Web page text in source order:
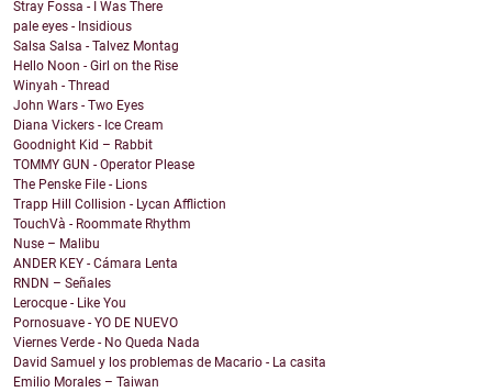
Stray Fossa - I Was There
pale eyes - Insidious
Salsa Salsa - Talvez Montag
Hello Noon - Girl on the Rise
Winyah - Thread
John Wars - Two Eyes
Diana Vickers - Ice Cream
Goodnight Kid – Rabbit
TOMMY GUN - Operator Please
The Penske File - Lions
Trapp Hill Collision - Lycan Affliction
TouchVà - Roommate Rhythm
Nuse – Malibu
ANDER KEY - Cámara Lenta
RNDN – Señales
Lerocque - Like You
Pornosuave - YO DE NUEVO
Viernes Verde - No Queda Nada
David Samuel y los problemas de Macario - La casita
Emilio Morales – Taiwan